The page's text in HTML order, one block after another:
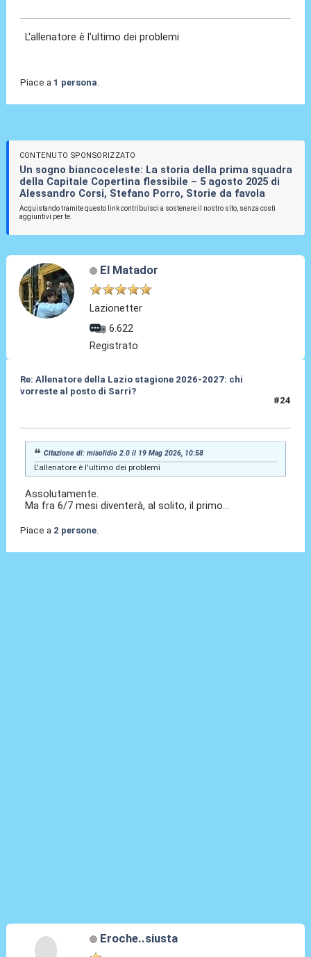
L'allenatore è l'ultimo dei problemi
Piace a 1 persona.
CONTENUTO SPONSORIZZATO
Un sogno biancoceleste: La storia della prima squadra
della Capitale Copertina flessibile – 5 agosto 2025 di
Alessandro Corsi, Stefano Porro, Storie da favola
Acquistando tramite questo link contribuisci a sostenere il nostro sito, senza costi
aggiuntivi per te.
El Matador
Lazionetter
6.622
Registrato
Re: Allenatore della Lazio stagione 2026-2027: chi
vorreste al posto di Sarri?
#24
Citazione di: misolidio 2.0 il 19 Mag 2026, 10:58
L'allenatore è l'ultimo dei problemi
Assolutamente.
Ma fra 6/7 mesi diventerà, al solito, il primo...
Piace a 2 persone.
Eroche..siusta